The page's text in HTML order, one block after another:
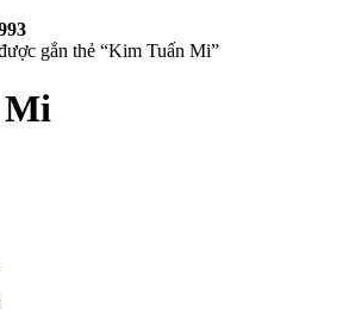
gắn thẻ “Kim Tuấn Mi”
Mi